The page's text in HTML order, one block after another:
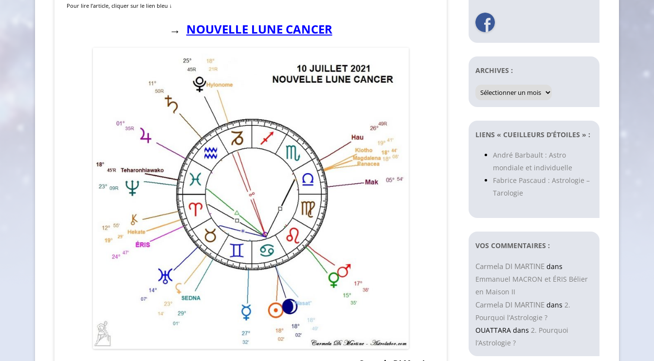
Pour lire l’article, cliquer sur le lien bleu ↓
→ NOUVELLE LUNE CANCER
ARCHIVES :
Archives
LIENS « CUEILLEURS D’ÉTOILES » :
André Barbault : Astro
mondiale et individuelle
Fabrice Pascaud : Astrologie –
Tarologie
VOS COMMENTAIRES :
Carmela DI MARTINE dans
Emmanuel MACRON et ÉRIS Bélier
en Maison II
Carmela DI MARTINE dans 2.
Pourquoi l’Astrologie ?
OUATTARA dans 2. Pourquoi
l’Astrologie ?